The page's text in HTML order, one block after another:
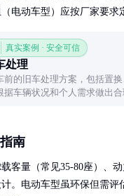
电动车型）应按厂家要求
真实案例 · 安全可信
处理
前的旧车处理方案，包括置
据车辆状况和个人需求做出
南
客量（常见35-80座）、
。电动车型虽环保但需评